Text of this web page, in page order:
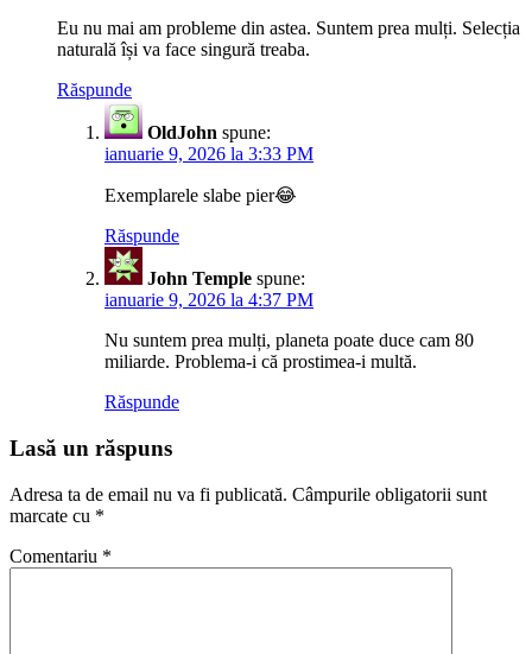
Eu nu mai am probleme din astea. Suntem prea mulți. Selecția
naturală își va face singură treaba.
Răspunde
OldJohn spune:
ianuarie 9, 2026 la 3:33 PM
Exemplarele slabe pier😂
Răspunde
John Temple spune:
ianuarie 9, 2026 la 4:37 PM
Nu suntem prea mulți, planeta poate duce cam 80
miliarde. Problema-i că prostimea-i multă.
Răspunde
Lasă un răspuns
Adresa ta de email nu va fi publicată. Câmpurile obligatorii sunt
marcate cu *
Comentariu *